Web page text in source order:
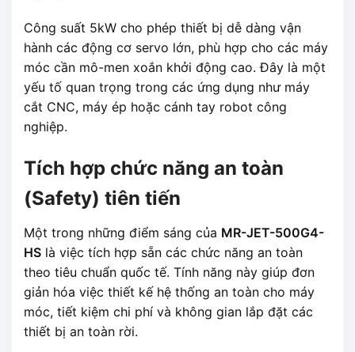
Công suất 5kW cho phép thiết bị dễ dàng vận
hành các động cơ servo lớn, phù hợp cho các máy
móc cần mô-men xoắn khởi động cao. Đây là một
yếu tố quan trọng trong các ứng dụng như máy
cắt CNC, máy ép hoặc cánh tay robot công
nghiệp.
Tích hợp chức năng an toàn
(Safety) tiên tiến
Một trong những điểm sáng của MR-JET-500G4-
HS là việc tích hợp sẵn các chức năng an toàn
theo tiêu chuẩn quốc tế. Tính năng này giúp đơn
giản hóa việc thiết kế hệ thống an toàn cho máy
móc, tiết kiệm chi phí và không gian lắp đặt các
thiết bị an toàn rời.